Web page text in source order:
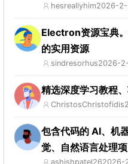
hesreallyhim2026-
Electron资源宝典
的实用资源
sindresorhus2026-
精选深度学习教程
ChristosChristofidis
包含代码的 AI、机
觉、自然语言处理
ashishpatel262026-